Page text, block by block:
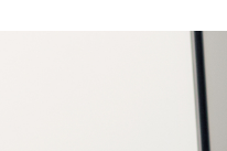
Weitere Services
Fragen &
Bewerbungscoach